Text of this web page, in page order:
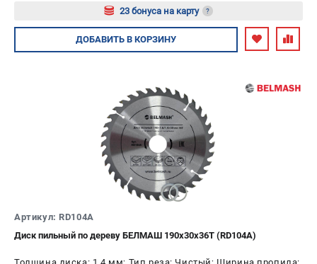
23 бонуса на карту ?
Авторизуйтесь
ДОБАВИТЬ В КОРЗИНУ
Артикул: RD104A
Диск пильный по дереву БЕЛМАШ 190х30х36Т (RD104A)